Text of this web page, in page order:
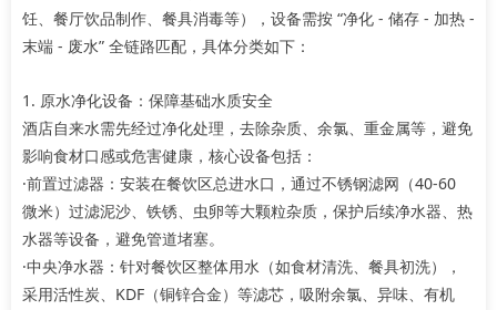
饪、餐厅饮品制作、餐具消毒等），设备需按 “净化 - 储存 - 加热 -
末端 - 废水” 全链路匹配，具体分类如下：
1. 原水净化设备：保障基础水质安全
酒店自来水需先经过净化处理，去除杂质、余氯、重金属等，避免
影响食材口感或危害健康，核心设备包括：
·前置过滤器：安装在餐饮区总进水口，通过不锈钢滤网（40-60
微米）过滤泥沙、铁锈、虫卵等大颗粒杂质，保护后续净水器、热
水器等设备，避免管道堵塞。
·中央净水器：针对餐饮区整体用水（如食材清洗、餐具初洗），
采用活性炭、KDF（铜锌合金）等滤芯，吸附余氯、异味、有机